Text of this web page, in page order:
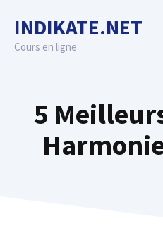
content
INDIKATE.NET
Cours en ligne
5